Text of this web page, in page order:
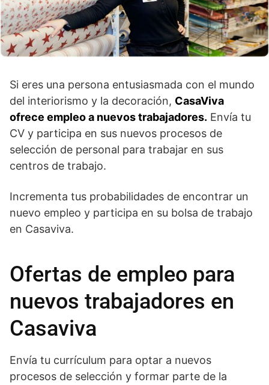
Si eres una persona entusiasmada con el mundo
del interiorismo y la decoración, CasaViva
ofrece empleo a nuevos trabajadores. Envía tu
CV y participa en sus nuevos procesos de
selección de personal para trabajar en sus
centros de trabajo.
Incrementa tus probabilidades de encontrar un
nuevo empleo y participa en su bolsa de trabajo
en Casaviva.
Ofertas de empleo para
nuevos trabajadores en
Casaviva
Envía tu currículum para optar a nuevos
procesos de selección y formar parte de la